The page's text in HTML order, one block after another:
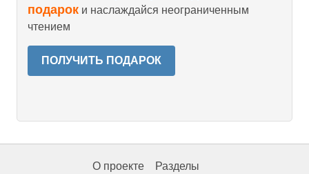
подарок и наслаждайся неограниченным
чтением
ПОЛУЧИТЬ ПОДАРОК
О проекте Разделы